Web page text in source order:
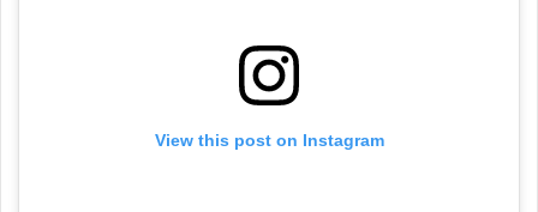
View this post on Instagram